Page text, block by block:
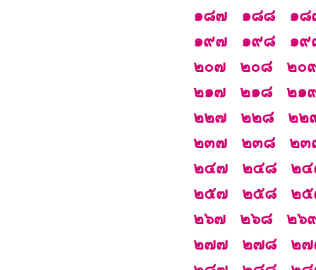
๑๘๗
๑๘๘
๑๘
๑๙๗
๑๙๘
๑๙
๒๐๗
๒๐๘
๒๐
๒๑๗
๒๑๘
๒๑
๒๒๗
๒๒๘
๒๒
๒๓๗
๒๓๘
๒๓
๒๔๗
๒๔๘
๒
๒๕๗
๒๕๘
๒
๒๖๗
๒๖๘
๒๖
๒๗๗
๒๗๘
๒